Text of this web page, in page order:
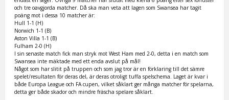
och tre oavgjorda matcher. Då ska man veta att lagen som Swansea har tagit
poäng mot i dessa 10 matcher är:
Hull 1-1 (H)
Norwich 1-1 (B)
Aston Villa 1-1 (B)
Fulham 2-0 (H)
I sin senaste match fick man stryk mot West Ham med 2-0, detta i en match som
Swansea inte mäktade med ett enda avslut på mål!
Något som har slitit på truppen och som jag tror är en förklaring till det sämre
spelet/resultaten för deras del, är deras otroligt tuffa spelschema. Laget är kvar i
både Europa League och FA cupen, vilket såklart ger många matcher för spelarna,
detta ger både skador och mindre fräscha spelare såklart.